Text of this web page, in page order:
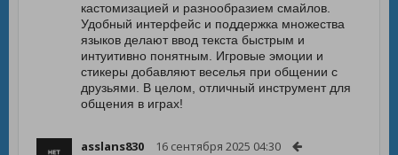
кастомизацией и разнообразием смайлов.
Удобный интерфейс и поддержка множества
языков делают ввод текста быстрым и
интуитивно понятным. Игровые эмоции и
стикеры добавляют веселья при общении с
друзьями. В целом, отличный инструмент для
общения в играх!
asslans830 16 сентября 2025 04:30